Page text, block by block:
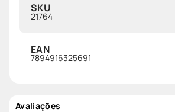
SKU
21764
EAN
7894916325691
Avaliações